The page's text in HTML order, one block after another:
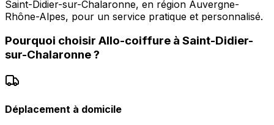
Saint-Didier-sur-Chalaronne, en région Auvergne-
Rhône-Alpes, pour un service pratique et personnalisé.
Pourquoi choisir Allo-coiffure à Saint-Didier-
sur-Chalaronne?
Déplacement à domicile